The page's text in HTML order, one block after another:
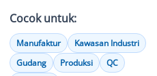
Cocok untuk:
Manufaktur
Kawasan Industri
Gudang
Produksi
QC